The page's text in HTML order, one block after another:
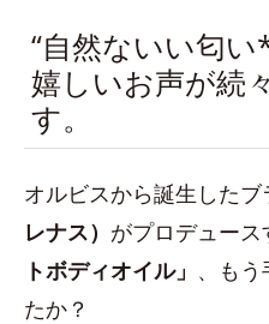
“自然ないい匂い
嬉しいお声が続
す。
オルビスから誕生したブ
レナス） がプロデュース
トボディオイル」 、も
たか？